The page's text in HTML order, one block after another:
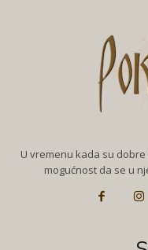
U vremenu kada su
mogućnost da se u